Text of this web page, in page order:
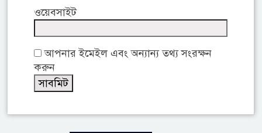
ওয়েবসাইট
আপনার ইমেইল এবং অন্যান্য তথ্য সংরক্ষন
করুন